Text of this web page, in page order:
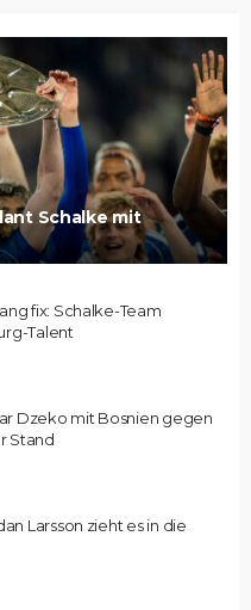
Schalke mit
fix: Schalke-Team
Talent
Dzeko mit Bosnien gegen
Stand
Larsson zieht es in die